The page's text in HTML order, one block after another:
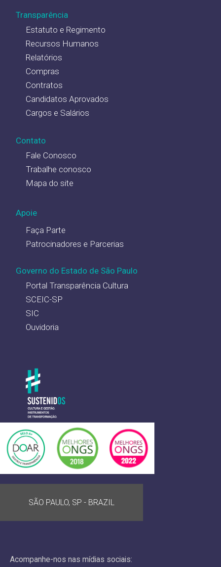
Transparência
Estatuto e Regimento
Recursos Humanos
Relatórios
Compras
Contratos
Candidatos Aprovados
Cargos e Salários
Contato
Fale Conosco
Trabalhe conosco
Mapa do site
Apoie
Faça Parte
Patrocinadores e Parcerias
Governo do Estado de São Paulo
Portal Transparência Cultura
SCEIC-SP
SIC
Ouvidoria
SÃO PAULO, SP - BRAZIL
Acompanhe-nos nas mídias sociais: